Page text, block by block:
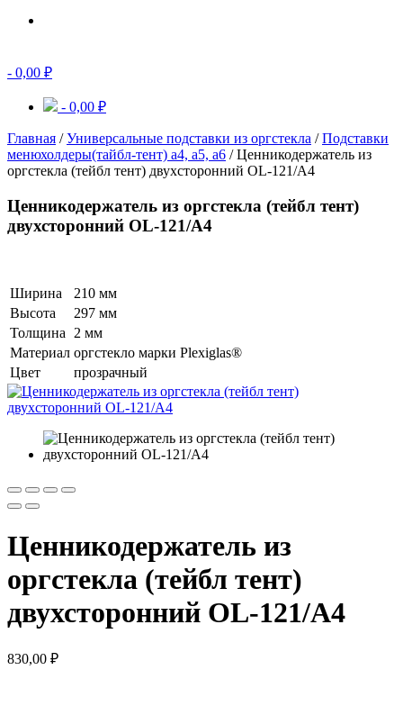
- 0,00 ₽
- 0,00 ₽
Главная /Универсальные подставки из оргстекла /Подставки
менюхолдеры(тайбл-тент) а4, а5, а6 / Ценникодержатель из
оргстекла (тейбл тент) двухсторонний OL-121/A4
Ценникодержатель из оргстекла (тейбл тент)
двухсторонний OL-121/A4
Ширина
210 мм
Высота
297 мм
Толщина 2 мм
Материал оргстекло марки Plexiglas®
Цвет
прозрачный
Ценникодержатель из
оргстекла (тейбл тент)
двухсторонний OL-121/A4
830,00 ₽